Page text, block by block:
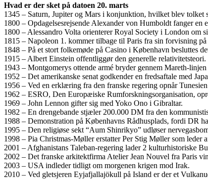
Hvad er der sket på datoen 20. marts
1345 – Saturn, Jupiter og Mars i konjunktion, hvilket blev tolket
1800 – Opdagelsesrejsende Alexander von Humboldt fanger en
1800 – Alessandro Volta orienterer Royal Society i London om
1815 – Napoleon 1. kommer tilbage til Paris fra sin forvisning
1848 – På et stort folkemøde på Casino i København besluttes
1915 – Albert Einstein offentliggør den generelle relativitetsteori.
1943 – Montgomerys ottende armé bryder gennem Mareth-
1952 – Det amerikanske senat godkender en fredsaftale med
1956 – Ved en erklæring fra den franske regering opnår
1962 – ESRO, Den Europæiske Rumforskningsorganisation,
1969 – John Lennon gifter sig med Yoko Ono i Gibraltar.
1982 – En drengebande stjæler 200.000 DM fra den
1988 – Demonstration på Københavns Rådhusplads, fordi DR
1995 – Den religiøse sekt “Aum Shinrikyo” udløser
1998 – Pia Christmas-Møller erstatter Per Stig Møller som leder
2001 – Afghanistans Taleban-regering lader 2 kulturhistoriske
2002 – Det franske arkitektfirma Atelier Jean Nouvel fra Paris
2003 – USA indleder tidligt om morgenen krigen mod Irak.
2010 – Ved gletsjeren Eyjafjallajökull på Island er der et